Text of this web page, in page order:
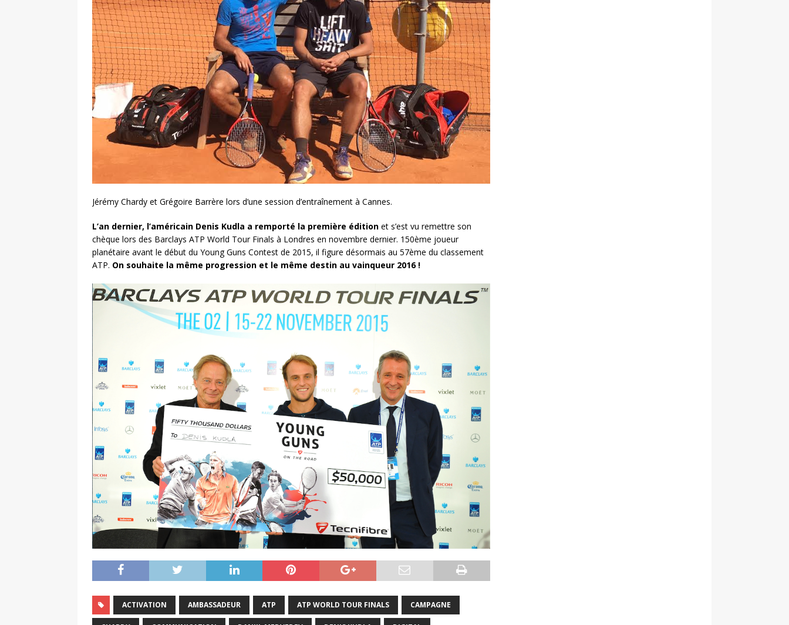
Jérémy Chardy et Grégoire Barrère lors d’une session d’entraînement à Cannes.
L’an dernier, l’américain Denis Kudla a remporté la première édition et s’est vu remettre son
chèque lors des Barclays ATP World Tour Finals à Londres en novembre dernier. 150ème joueur
planétaire avant le début du Young Guns Contest de 2015, il figure désormais au 57ème du classement
ATP. On souhaite la même progression et le même destin au vainqueur 2016 !
ACTIVATION AMBASSADEUR ATP ATP WORLD TOUR FINALS CAMPAGNE